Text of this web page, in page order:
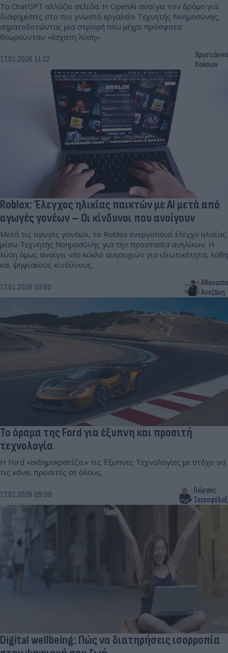
Το ChatGPT αλλάζει σελίδα. Η OpenAI ανοίγει τον δρόμο για
διαφημίσεις στο πιο γνωστό εργαλείο Τεχνητής Νοημοσύνης,
σηματοδοτώντας μια στροφή που μέχρι πρόσφατα
θεωρούνταν «έσχατη λύση».
17.01.2026 11:22
Χριστιάννα
Κούσιου
Roblox: Έλεγχος ηλικίας παικτών με AI μετά από
αγωγές γονέων – Οι κίνδυνοι που ανοίγουν
Μετά τις αγωγές γονέων, το Roblox ενεργοποιεί έλεγχο ηλικίας
μέσω Τεχνητής Νοημοσύνης για την προστασία ανηλίκων. Η
λύση όμως ανοίγει νέο κύκλο ανησυχιών για ιδιωτικότητα, λάθη
και ψηφιακούς κινδύνους.
17.01.2026 10:00
Αθανασία
Ανεζάκη
Το όραμα της Ford για έξυπνη και προσιτή
τεχνολογία
Η Ford «εκδημοκρατίζει» τις Έξυπνες Τεχνολογίες με στόχο να
τις κάνει προσιτές σε όλους.
17.01.2026 09:00
Γιώργος
Σκευοφύλαξ
Digital wellbeing: Πώς να διατηρήσεις ισορροπία